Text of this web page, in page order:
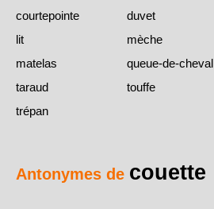
courtepointe
duvet
lit
mèche
matelas
queue-de-cheval
taraud
touffe
trépan
Antonymes de couette